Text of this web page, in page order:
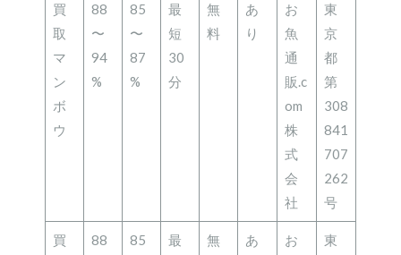
買
取
マ
ン
ボ
ウ
88
〜
94
%
85
〜
87
%
最
短
30
分
無
料
あ
り
お
魚
通
販.c
om
株
式
会
社
東
京
都
第
308
841
707
262
号
買
88
85
最
無
あ
お
東